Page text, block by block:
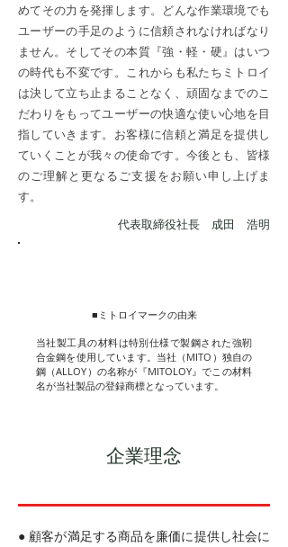
めてその力を発揮します。どんな作業環境でも
ユーザーの手足のように信頼されなければなり
ません。そしてその本質『強・軽・硬』はいつ
の時代も不変です。これからも私たちミトロイ
は決して立ち止まることなく、頑固なまでのこ
だわりをもってユーザーの快適な使い心地を目
指していきます。お客様に信頼と満足を提供し
ていくことが我々の使命です。今後とも、皆様
のご理解と更なるご支援をお願い申し上げま
す。
代表取締役社長 成田 浩明
​■ミトロイマークの由来
当社製工具の材料は特別仕様で製鋼された強靭
合金鋼を使用しています。当社（MITO）独自の
鋼（ALLOY）の名称が『MITOLOY』でこの材料
名が当社製品の登録商標となっています。
企業理念
● 顧客が満足する商品を廉価に提供し社会に